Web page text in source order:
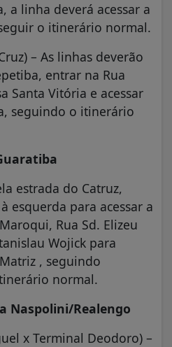
a linha deverá acessar a
o itinerário normal.
– As linhas deverão
entrar na Rua
Santa Vitória e acessar
seguindo o itinerário
estrada do Catruz,
esquerda para acessar a
Rua Sd. Elizeu
Wojick para
, seguindo
normal.
Naspolini/Realengo
x Terminal Deodoro) –